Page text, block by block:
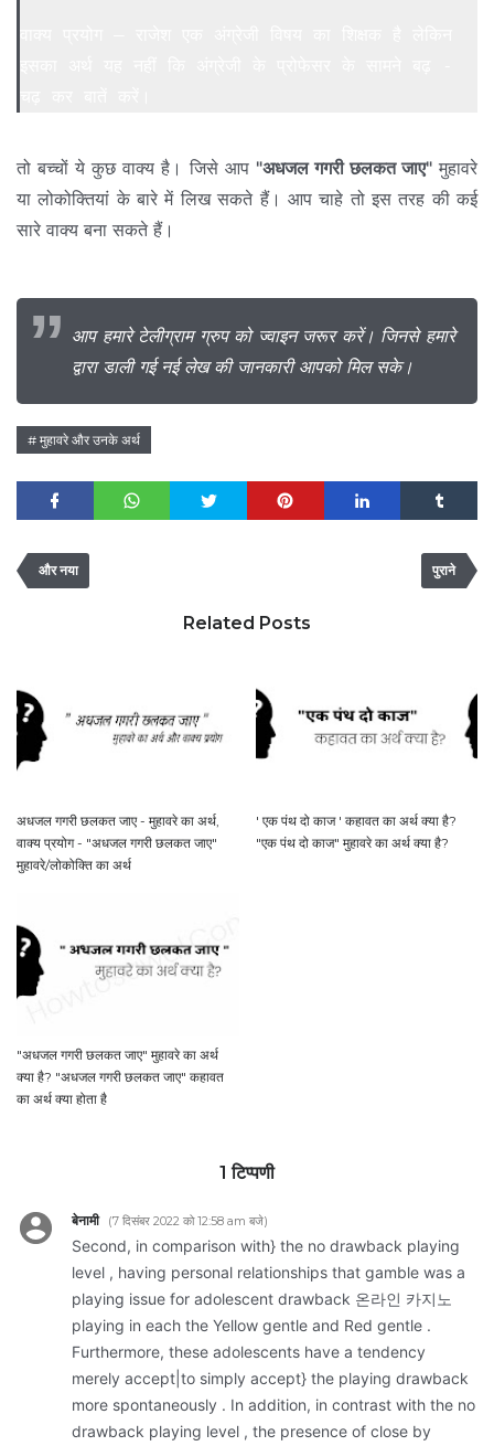
तो बच्चों ये कुछ वाक्य है। जिसे आप "अधजल गगरी छलकत जाए"मुहावरे
या लोकोक्तियां के बारे में लिख सकते हैं। आप चाहे तो इस तरह की कई
सारे वाक्य बना सकते हैं।
आप हमारे टेलीग्राम ग्रुप को ज्वाइन जरूर करें। जिनसे हमारे
द्वारा डाली गई नई लेख की जानकारी आपको मिल सके।
मुहावरे और उनके अर्थ
और नया पुराने
Related Posts
अधजल गगरी छलकत जाए - मुहावरे का अर्थ,
वाक्य प्रयोग - "अधजल गगरी छलकत जाए"
मुहावरे/लोकोक्ति का अर्थ
' एक पंथ दो काज ' कहावत का अर्थ क्या है?
"एक पंथ दो काज" मुहावरे का अर्थ क्या है?
"अधजल गगरी छलकत जाए" मुहावरे का अर्थ
क्या है? "अधजल गगरी छलकत जाए" कहावत
का अर्थ क्या होता है
1 टिप्पणी
बेनामी 7 दिसंबर 2022 को 12:58 am बजे
Second, in comparison with} the no drawback playing
level , having personal relationships that gamble was a
playing issue for adolescent drawback 온라인 카지노
playing in each the Yellow gentle and Red gentle .
Furthermore, these adolescents have a tendency
merely accept|to simply accept} the playing drawback
more spontaneously . In addition, in contrast with the no
drawback playing level , the presence of close by